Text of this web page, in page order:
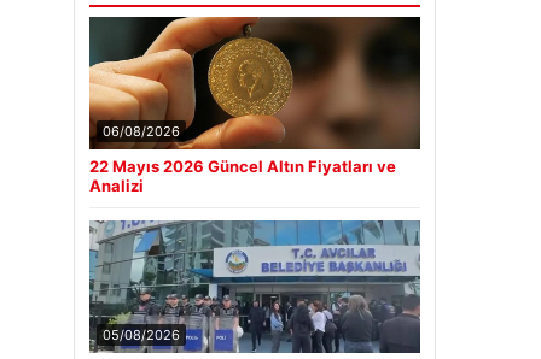
06/08/2026
22 Mayıs 2026 Güncel Altın Fiyatları ve
Analizi
05/08/2026